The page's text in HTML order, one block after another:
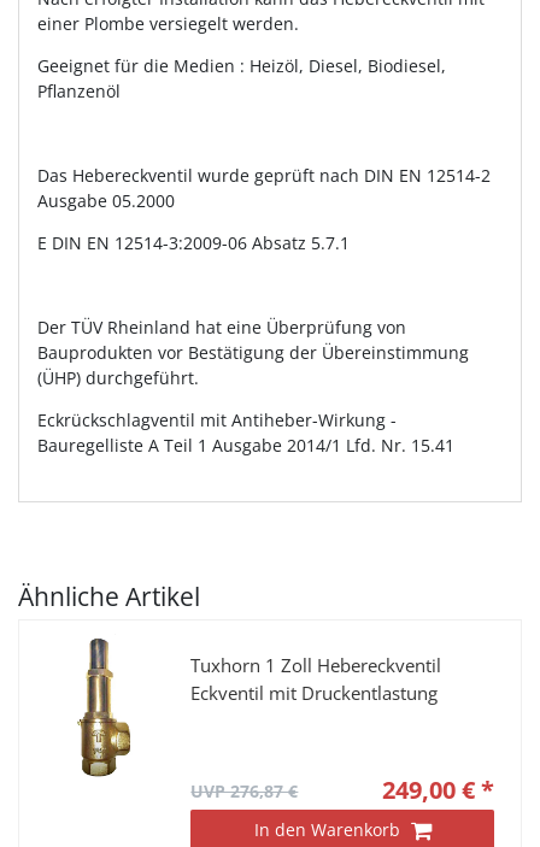
einer Plombe versiegelt werden.
Geeignet für die Medien : Heizöl, Diesel, Biodiesel,
Pflanzenöl
Das Hebereckventil wurde geprüft nach DIN EN 12514-2
Ausgabe 05.2000
E DIN EN 12514-3:2009-06 Absatz 5.7.1
Der TÜV Rheinland hat eine Überprüfung von
Bauprodukten vor Bestätigung der Übereinstimmung
(ÜHP) durchgeführt.
Eckrückschlagventil mit Antiheber-Wirkung -
Bauregelliste A Teil 1 Ausgabe 2014/1 Lfd. Nr. 15.41
Ähnliche Artikel
Tuxhorn 1 Zoll Hebereckventil
Eckventil mit Druckentlastung
UVP 276,87 € 249,00 € *
In den Warenkorb